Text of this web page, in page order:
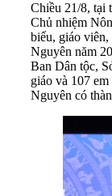
Chiều 21/8, tại
Chủ nhiệm
biểu, giáo
Nguyên năm
Ban Dân tộc,
giáo và 107
Nguyên có